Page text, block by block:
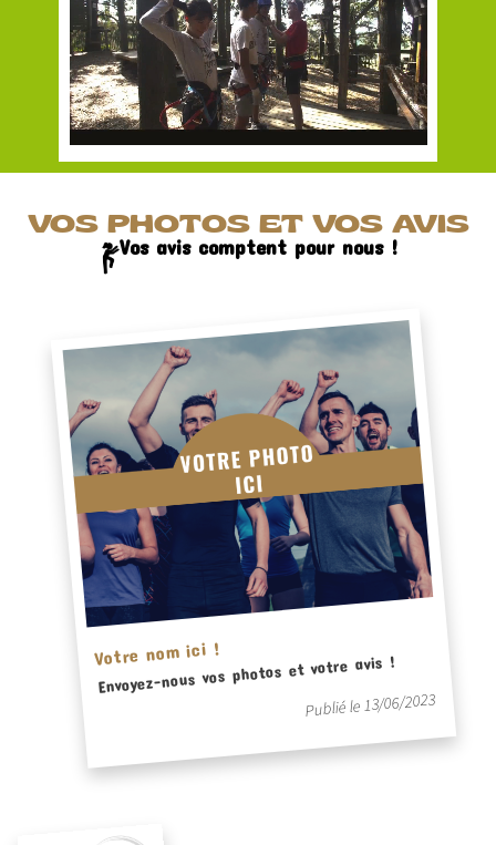
VOS PHOTOS ET VOS AVIS
Vos avis comptent pour nous !
Votre nom ici !
Envoyez-nous vos photos et votre avis !
Publié le 13/06/2023